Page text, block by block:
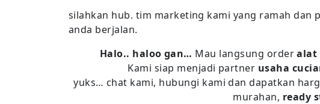
silahkan hub. tim marketing kami yang ramah dan
anda berjalan.
Halo.. haloo gan… Mau langsung orderalat
Kami siap menjadi partner usaha
yuks… chat kami, hubungi kami dan dapatkan
murahan, ready